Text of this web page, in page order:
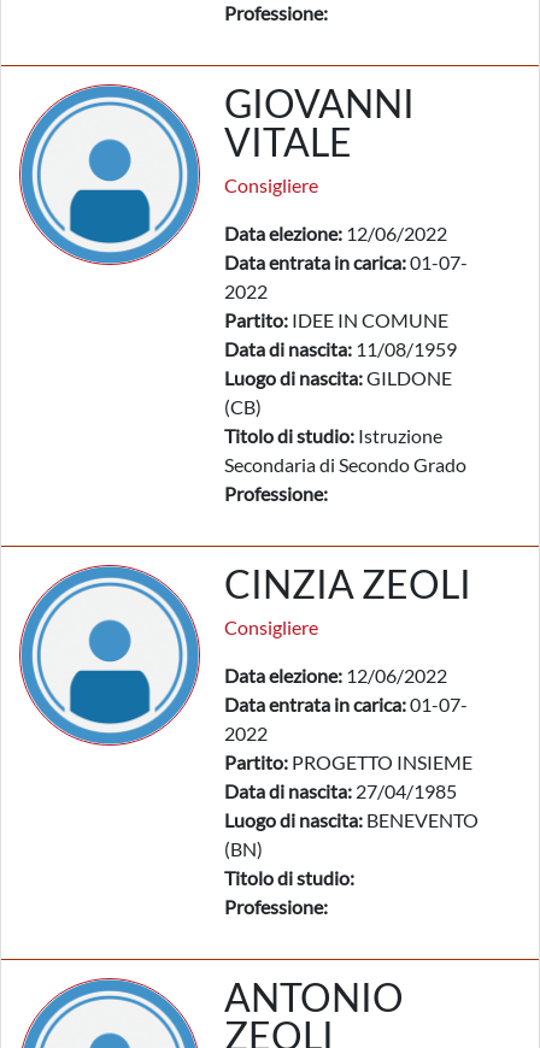
Professione:
GIOVANNI
VITALE
Consigliere
Data elezione: 12/06/2022
Data entrata in carica:01-07-
2022
Partito: IDEE IN COMUNE
Data di nascita: 11/08/1959
Luogo di nascita:GILDONE
(CB)
Titolo di studio: Istruzione
Secondaria di Secondo Grado
Professione:
CINZIA ZEOLI
Consigliere
Data elezione: 12/06/2022
Data entrata in carica:01-07-
2022
Partito: PROGETTO INSIEME
Data di nascita: 27/04/1985
Luogo di nascita: BENEVENTO
(BN)
Titolo di studio:
Professione:
ANTONIO
ZEOLI